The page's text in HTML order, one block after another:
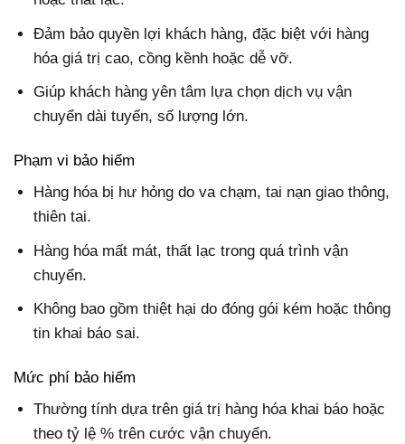
Đảm bảo quyền lợi khách hàng, đặc biệt với hàng
hóa giá trị cao, cồng kềnh hoặc dễ vỡ.
Giúp khách hàng yên tâm lựa chọn dịch vụ vận
chuyển dài tuyến, số lượng lớn.
Phạm vi bảo hiểm
Hàng hóa bị hư hỏng do va chạm, tai nạn giao thông,
thiên tai.
Hàng hóa mất mát, thất lạc trong quá trình vận
chuyển.
Không bao gồm thiệt hại do đóng gói kém hoặc thông
tin khai báo sai.
Mức phí bảo hiểm
Thường tính dựa trên giá trị hàng hóa khai báo hoặc
theo tỷ lệ % trên cước vận chuyển.